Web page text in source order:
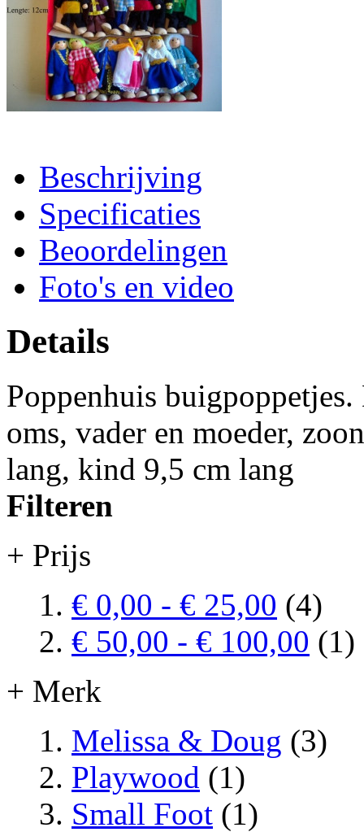
Beschrijving
Specificaties
Beoordelingen
Foto's en video
Details
Poppenhuis
oms, vader en moeder,
lang, kind 9,5 cm lang
Filteren
+ Prijs
€ 0,00 - € 25,00 (4)
€ 50,00 - € 100,00 (1)
+ Merk
Melissa & Doug (3)
Playwood (1)
Small Foot (1)